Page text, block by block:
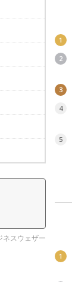
ネスウェザー
1
2
3
4
5
1